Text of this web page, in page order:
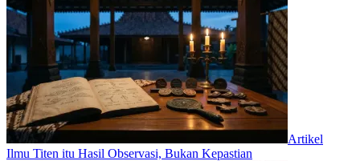
Artikel
Ilmu Titen itu Hasil Observasi, Bukan Kepastian